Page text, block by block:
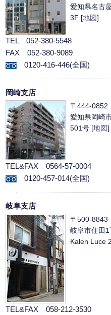
愛知県名古
3F [地図]
TEL 052-380-5548
FAX 052-380-9089
0120-416-446(全国)
岡崎支店
〒444-0852
愛知県岡崎
501号 [地図]
TEL&FAX 0564-57-0004
0120-457-014(全国)
岐阜支店
〒500-8843
岐阜市住田
Kalen Luce
TEL&FAX 058-212-3530